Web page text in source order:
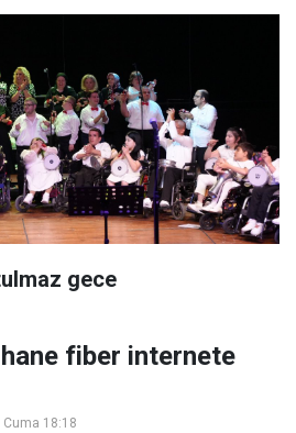
gece
fiber internete
18:18